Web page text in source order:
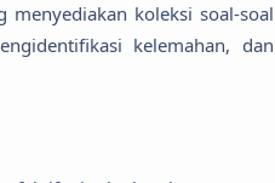
koleksi soal-soal
kelemahan, dan